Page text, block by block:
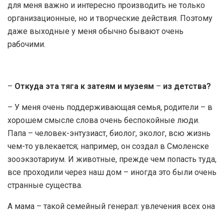
для меня важно и интересно производить не только
организационные, но и творческие действия. Поэтому
даже выходные у меня обычно бывают очень
рабочими.
– Откуда эта тяга к затеям и музеям – из детства?
– У меня очень поддерживающая семья, родители – в
хорошем смысле слова очень беспокойные люди.
Папа – человек-энтузиаст, биолог, эколог, всю жизнь
чем-то увлекается; например, он создал в Смоленске
зооэкзотариум. И животные, прежде чем попасть туда,
все проходили через наш дом – иногда это были очень
странные существа.
А мама – такой семейный генерал: увлечения всех она